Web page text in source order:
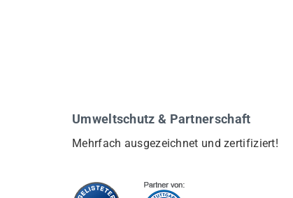
Umweltschutz & Partnerschaft
Mehrfach ausgezeichnet und zertifiziert!